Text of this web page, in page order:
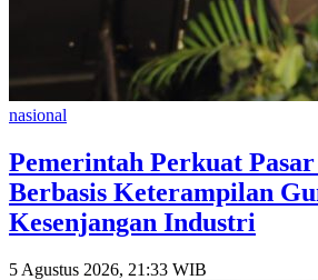
nasional
Pemerintah Perkuat
Berbasis Keterampilan
Kesenjangan Industri
5 Agustus 2026, 21:33 WIB